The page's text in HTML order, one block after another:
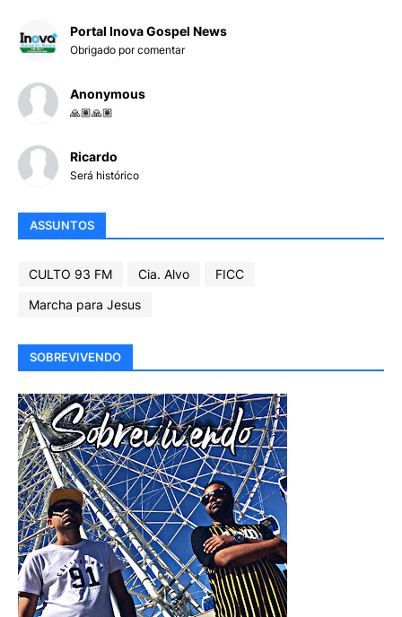
Portal Inova Gospel News
Obrigado por comentar
Anonymous
🙏🏽🙏🏽
Ricardo
Será histórico
ASSUNTOS
CULTO 93 FM Cia. Alvo
FICC
Marcha para Jesus
SOBREVIVENDO